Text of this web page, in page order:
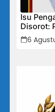
Isu
Disorot:
Lakukan
Secara
6